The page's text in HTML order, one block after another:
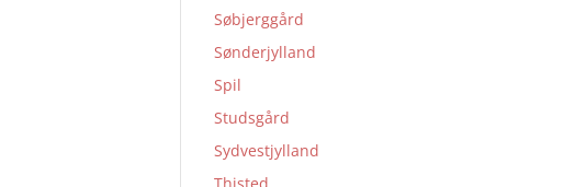
Søbjerggård
Sønderjylland
Spil
Studsgård
Sydvestjylland